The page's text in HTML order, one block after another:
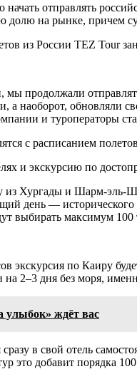
отправлять
долю на рынке, причем
из России TEZ Tour
мы продолжали
наоборот, обновляли
и туроператоры
с расписанием
и экскурсию по
Хургады и Шарм-эль-
день — исторического
выбирать максимум
экскурсия по Каиру
2–3 дня без моря,
ждёт вас
в свой отель
это добавит порядка